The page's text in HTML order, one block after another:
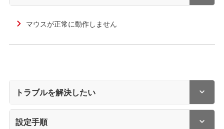
マウスが正常に動作しません
トラブルを解決したい
設定手順